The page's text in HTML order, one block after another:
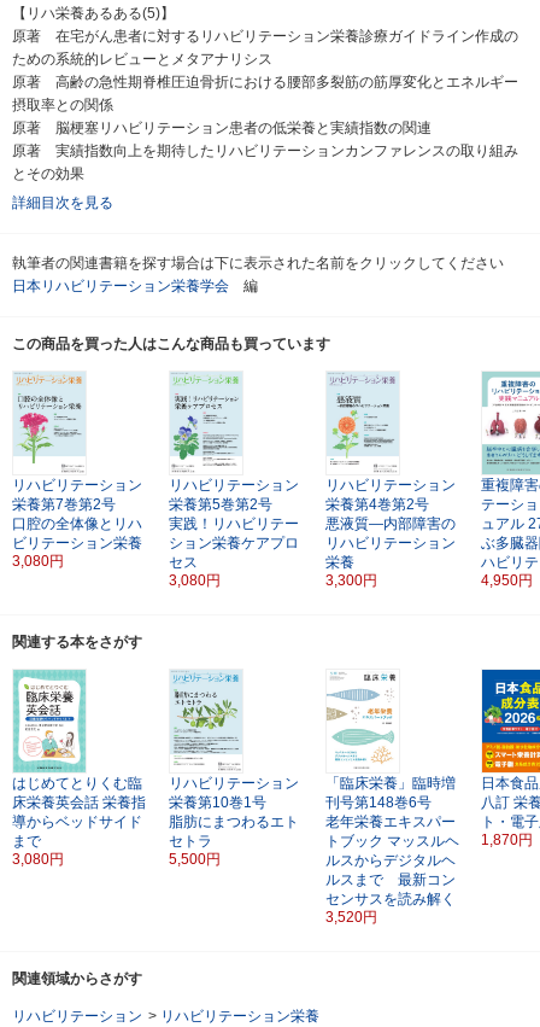
【リハ栄養あるある(5)】
原著 在宅がん患者に対するリハビリテーション栄養診療ガイドライン作成の
ための系統的レビューとメタアナリシス
原著 高齢の急性期脊椎圧迫骨折における腰部多裂筋の筋厚変化とエネルギー
摂取率との関係
原著 脳梗塞リハビリテーション患者の低栄養と実績指数の関連
原著 実績指数向上を期待したリハビリテーションカンファレンスの取り組み
とその効果
詳細目次を見る
執筆者の関連書籍を探す場合は下に表示された名前をクリックしてください
日本リハビリテーション栄養学会 編
この商品を買った人はこんな商品も買っています
リハビリテーション
栄養第7巻第2号
口腔の全体像とリハ
ビリテーション栄養
3,080円
リハビリテーション
栄養第5巻第2号
実践！リハビリテー
ション栄養ケアプロ
セス
3,080円
リハビリテーション
栄養第4巻第2号
悪液質―内部障害の
リハビリテーション
栄養
3,300円
重複障
テーシ
ュアル
ぶ多臓
ハビリ
4,950円
関連する本をさがす
はじめてとりくむ臨
床栄養英会話 栄養指
導からベッドサイド
まで
3,080円
リハビリテーション
栄養第10巻1号
脂肪にまつわるエト
セトラ
5,500円
「臨床栄養」臨時増
刊号第148巻6号
老年栄養エキスパー
トブック マッスルヘ
ルスからデジタルヘ
ルスまで 最新コン
センサスを読み解く
3,520円
日本食
八訂 栄
ト・電
1,870円
関連領域からさがす
リハビリテーション > リハビリテーション栄養